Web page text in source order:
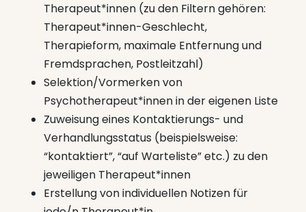
Therapeut*innen (zu den Filtern gehören:
Therapeut*innen-Geschlecht,
Therapieform, maximale Entfernung und
Fremdsprachen, Postleitzahl)
Selektion/Vormerken von
Psychotherapeut*innen in der eigenen Liste
Zuweisung eines Kontaktierungs- und
Verhandlungsstatus (beispielsweise:
“kontaktiert”, “auf Warteliste” etc.) zu den
jeweiligen Therapeut*innen
Erstellung von individuellen Notizen für